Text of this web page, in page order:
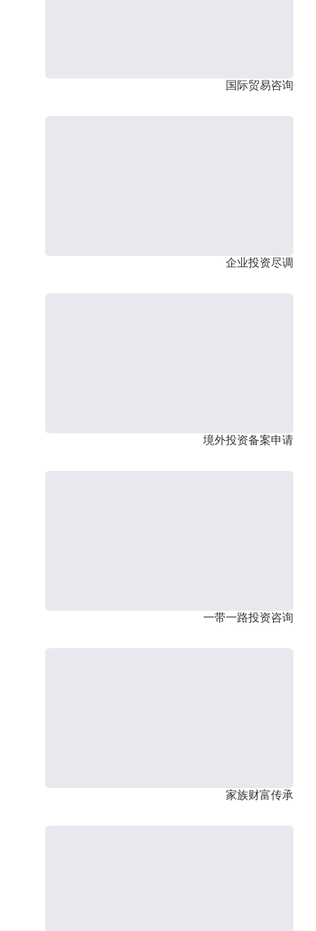
国际贸易咨询
企业投资尽调
境外投资备案申请
一带一路投资咨询
家族财富传承